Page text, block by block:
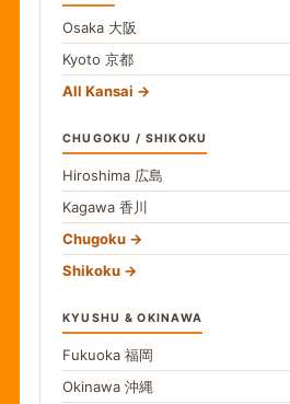
Osaka 大阪
Kyoto 京都
All Kansai
CHUGOKU / SHIKOKU
Hiroshima 広島
Kagawa 香川
Chugoku
Shikoku
KYUSHU & OKINAWA
Fukuoka 福岡
Okinawa 沖縄